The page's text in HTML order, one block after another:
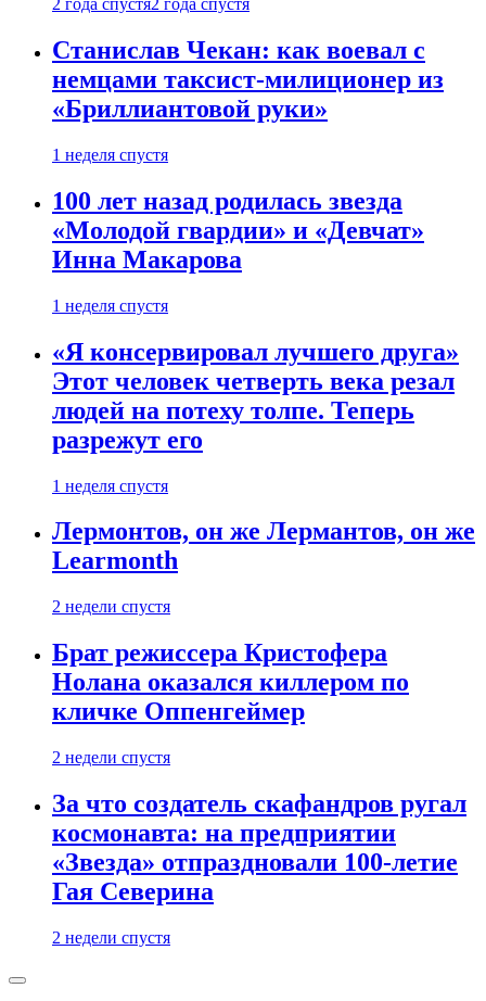
2 года спустя2 года спустя
Станислав Чекан: как воевал с
немцами таксист-милиционер из
«Бриллиантовой руки»
1 неделя спустя
100 лет назад родилась звезда
«Молодой гвардии» и «Девчат»
Инна Макарова
1 неделя спустя
«Я консервировал лучшего друга»
Этот человек четверть века резал
людей на потеху толпе. Теперь
разрежут его
1 неделя спустя
Лермонтов, он же Лермантов, он же
Learmonth
2 недели спустя
Брат режиссера Кристофера
Нолана оказался киллером по
кличке Оппенгеймер
2 недели спустя
За что создатель скафандров ругал
космонавта: на предприятии
«Звезда» отпраздновали 100-летие
Гая Северина
2 недели спустя